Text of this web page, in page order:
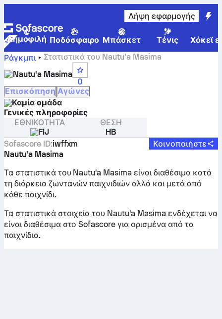
Λήψη εφαρμογής
Δημοφιλή Ποδόσφαιρο Μπάσκετ Τένις
Χόκεϊ
Ράγκμπι
Στατιστικά του Nautu'a Masima
Nautu'a Masima
0
Επισκόπηση Αγώνες
Καμία ομάδα
Γενικές πληροφορίες
ΕΘΝΙΚΌΤΗΤΑ
FIJ
ΘΈΣΗ
HB
Sofascore ID:iwffxm
Κοινοποιήστε
Nautu'a Masima
Τα στατιστικά του Nautu'a Masima είναι διαθέσιμα κατά
τη διάρκεια ζωντανών παιχνιδιών αλλά και μετά από
κάθε παιχνίδι.
Τα στατιστικά στοιχεία του Nautu'a Masima ενδέχεται να
είναι διαθέσιμα στο Sofascore για ορισμένα από τα
παιχνίδια.